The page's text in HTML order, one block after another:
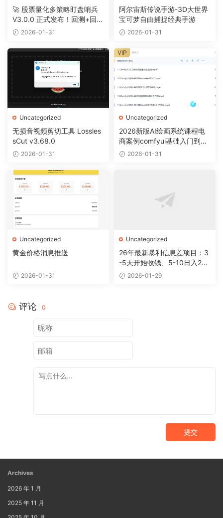
🚀 股票量化多策略盯盘哨兵
V3.0.0 正式发布！回测+回放
+摸鱼全搞定
2026-01-31
阿尔宙斯传说手游-3D大世界
宝可梦自由捕捉经典手游
2026-01-31
Uncategorized
无损音视频剪切工具 Lossles
sCut v3.68.0
2026-01-31
Uncategorized
2026新版AI绘画系统课程电
商案例comfyui基础入门到精
通视频教程
2026-01-31
VIP
Uncategorized
黄金价格消息推送
2026-01-31
Uncategorized
26年最新暴利信息差项目：3
-5天开始收钱、5-10日入200
+，10天后稳定300+，0门槛
2026-01-29
评论 0
提交
Archives
2026 年 1 月
2025 年 11 月